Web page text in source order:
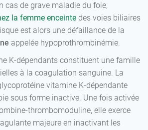
cas de grave maladie du foie,
la femme enceinte des voies biliaires
est alors une défaillance de la
appelée hypoprothrombinémie.
K-dépendants constituent une famille
à la coagulation sanguine. La
vitamine K-dépendante
sous forme inactive. Une fois activée
thrombomoduline, elle exerce
majeure en inactivant les